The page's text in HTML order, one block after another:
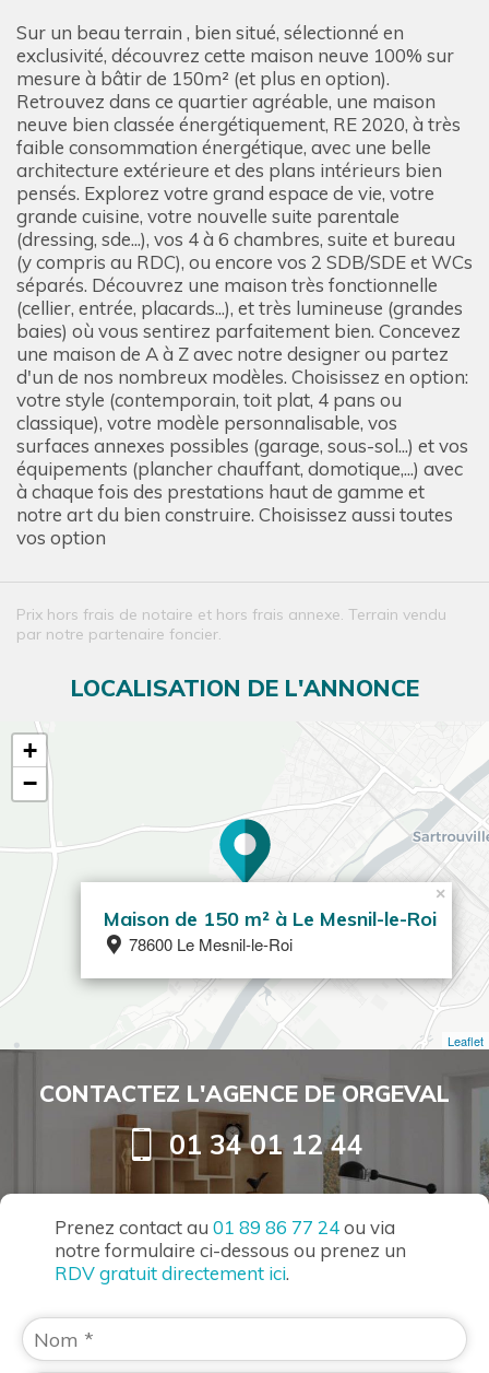
Sur un beau terrain , bien situé, sélectionné en
exclusivité, découvrez cette maison neuve 100% sur
mesure à bâtir de 150m² (et plus en option).
Retrouvez dans ce quartier agréable, une maison
neuve bien classée énergétiquement, RE 2020, à très
faible consommation énergétique, avec une belle
architecture extérieure et des plans intérieurs bien
pensés. Explorez votre grand espace de vie, votre
grande cuisine, votre nouvelle suite parentale
(dressing, sde...), vos 4 à 6 chambres, suite et bureau
(y compris au RDC), ou encore vos 2 SDB/SDE et WCs
séparés. Découvrez une maison très fonctionnelle
(cellier, entrée, placards...), et très lumineuse (grandes
baies) où vous sentirez parfaitement bien. Concevez
une maison de A à Z avec notre designer ou partez
d'un de nos nombreux modèles. Choisissez en option:
votre style (contemporain, toit plat, 4 pans ou
classique), votre modèle personnalisable, vos
surfaces annexes possibles (garage, sous-sol...) et vos
équipements (plancher chauffant, domotique,...) avec
à chaque fois des prestations haut de gamme et
notre art du bien construire. Choisissez aussi toutes
vos option
Prix hors frais de notaire et hors frais annexe. Terrain vendu
par notre partenaire foncier.
LOCALISATION DE L'ANNONCE
Maison de 150 m² à Le Mesnil-le-Roi
78600 Le Mesnil-le-Roi
×
+
−
Leaflet
CONTACTEZ L'AGENCE DE ORGEVAL
01 34 01 12 44
Prenez contact au 01 89 86 77 24ou via
notre formulaire ci-dessous ou prenez un
RDV gratuit directement ici.